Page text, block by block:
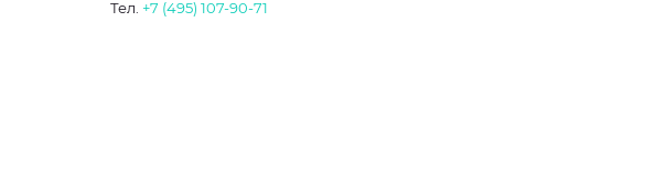
Тел. +7 (495) 107-90-71